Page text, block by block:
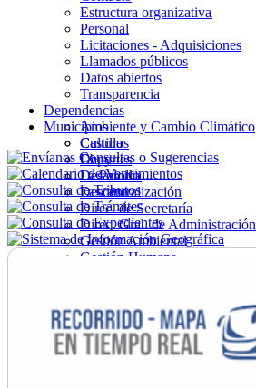
Estructura organizativa
Personal
Licitaciones - Adquisiciones
Llamados públicos
Datos abiertos
Transparencia
Dependencias
Ambiente y Cambio Climático
Cultura
Deportes
Desarrollo
Descentralización
Direc. de Secretaría
Direc. Gral. de Administración
Gestión Ambiental
Gestión Humana
Ordenamiento
Promoción Social
Salud
Secretaría General
Municipios
Castillos
Chuy
La Paloma
Lascano